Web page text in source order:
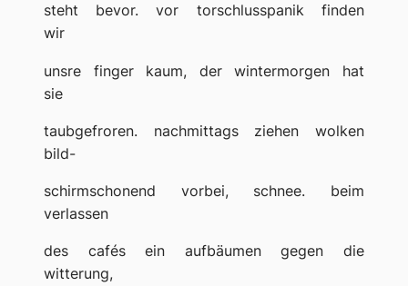
steht bevor. vor torschlusspanik finden
wir
unsre finger kaum, der wintermorgen hat
sie
taubgefroren. nachmittags ziehen wolken
bild-
schirmschonend vorbei, schnee. beim
verlassen
des cafés ein aufbäumen gegen die
witterung,